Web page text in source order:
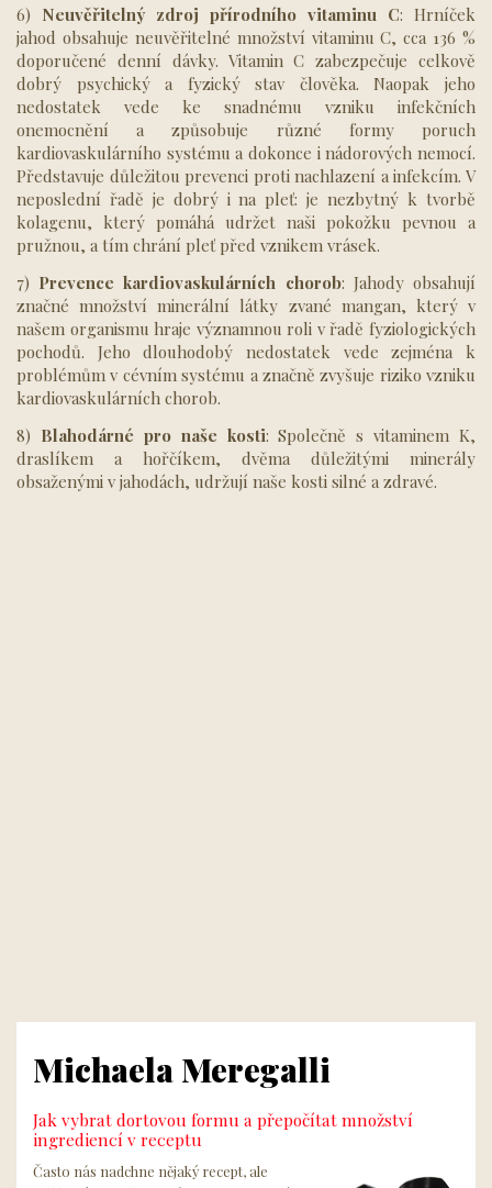
6) Neuvěřitelný zdroj přírodního vitaminu C: Hrníček
jahod obsahuje neuvěřitelné množství vitaminu C, cca 136 %
doporučené denní dávky. Vitamin C zabezpečuje celkově
dobrý psychický a fyzický stav člověka. Naopak jeho
nedostatek vede ke snadnému vzniku infekčních
onemocnění a způsobuje různé formy poruch
kardiovaskulárního systému a dokonce i nádorových nemocí.
Představuje důležitou prevenci proti nachlazení a infekcím. V
neposlední řadě je dobrý i na pleť: je nezbytný k tvorbě
kolagenu, který pomáhá udržet naši pokožku pevnou a
pružnou, a tím chrání pleť před vznikem vrásek.
7) Prevence kardiovaskulárních chorob: Jahody obsahují
značné množství minerální látky zvané mangan, který v
našem organismu hraje významnou roli v řadě fyziologických
pochodů. Jeho dlouhodobý nedostatek vede zejména k
problémům v cévním systému a značně zvyšuje riziko vzniku
kardiovaskulárních chorob.
8) Blahodárné pro naše kosti: Společně s vitaminem K,
draslíkem a hořčíkem, dvěma důležitými minerály
obsaženými v jahodách, udržují naše kosti silné a zdravé.
Michaela Meregalli
Jak vybrat dortovou formu a přepočítat množství
ingrediencí v receptu
Často nás nadchne nějaký recept, ale